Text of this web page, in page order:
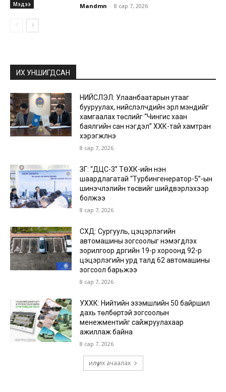
Мэдээ Mandmn - 8 сар 7, 2026
ИХ УНШИГДСАН
НИЙСЛЭЛ: Улаанбаатарын утааг
бууруулах, нийслэлчүүдийн эрүүл мэндийг
хамгаалах төслийг “Чингис хаан
баялгийн сан нэгдэл” ХХК-тай хамтран
хэрэгжүүлнэ
8 сар 7, 2026
ЗГ: “ДЦС-3” ТӨХК-ийн нэн
шаардлагатай “Турбингенератор-5”-ын
шинэчлэлийн төсвийг шийдвэрлэхээр
болжээ
8 сар 7, 2026
СХД: Сургууль, цэцэрлэгийн
автомашины зогсоолыг нэмэгдүүлэх
зорилгоор дүүргийн 19-р хороонд 92-р
цэцэрлэгийн урд талд 62 автомашины
зогсоол барьжээ
8 сар 7, 2026
УХХК: Нийтийн эзэмшлийн 50 байршил
дахь төлбөртэй зогсоолын
менежментийг сайжруулахаар
ажиллаж байна
8 сар 7, 2026
илүү их ачаалах